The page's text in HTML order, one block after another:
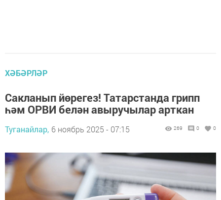
ХӘБӘРЛӘР
Сакланып йөрегез! Татарстанда грипп
һәм ОРВИ белән авыручылар арткан
Туганайлар, 6 ноябрь 2025 - 07:15 269 0 0